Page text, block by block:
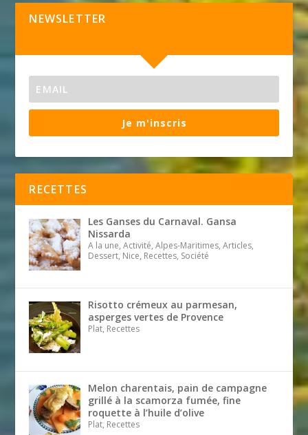
NEWSLETTER
Je m'inscris
RECETTES
Les Ganses du Carnaval. Gansa
Nissarda
A la une, Activité, Alpes-Maritimes, Articles,
Dessert, Nice, Recettes, Société
Risotto crémeux au parmesan,
asperges vertes de Provence
Plat, Recettes
Melon charentais, pain de campagne
grillé à la scamorza fumée, fine
roquette à l’huile d’olive
Plat, Recettes